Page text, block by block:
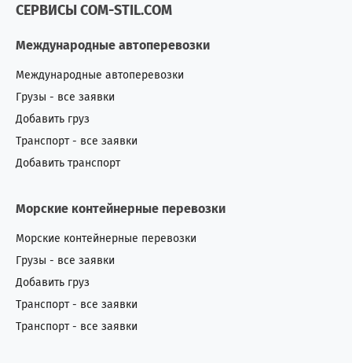
СЕРВИСЫ COM-STIL.COM
Международные автоперевозки
Международные автоперевозки
Грузы - все заявки
Добавить груз
Транспорт - все заявки
Добавить транспорт
Морские контейнерные перевозки
Морские контейнерные перевозки
Грузы - все заявки
Добавить груз
Транспорт - все заявки
Транспорт - все заявки